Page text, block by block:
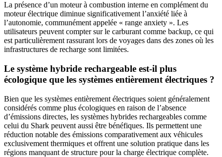
La présence d’un moteur à combustion interne en complément du
moteur électrique diminue significativement l’anxiété liée à
l’autonomie, communément appelée « range anxiety ». Les
utilisateurs peuvent compter sur le carburant comme backup, ce qui
est particulièrement rassurant lors de voyages dans des zones où les
infrastructures de recharge sont limitées.
Le système hybride rechargeable est-il plus
écologique que les systèmes entièrement électriques ?
Bien que les systèmes entièrement électriques soient généralement
considérés comme plus écologiques en raison de l’absence
d’émissions directes, les systèmes hybrides rechargeables comme
celui du Shark peuvent aussi être bénéfiques. Ils permettent une
réduction notable des émissions comparativement aux véhicules
exclusivement thermiques et offrent une solution pratique dans les
régions manquant de structure pour la charge électrique complète.